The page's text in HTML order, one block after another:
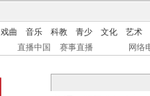
戏曲 音乐 科教 青少 文化
艺术
直播中国 赛事直播 网络